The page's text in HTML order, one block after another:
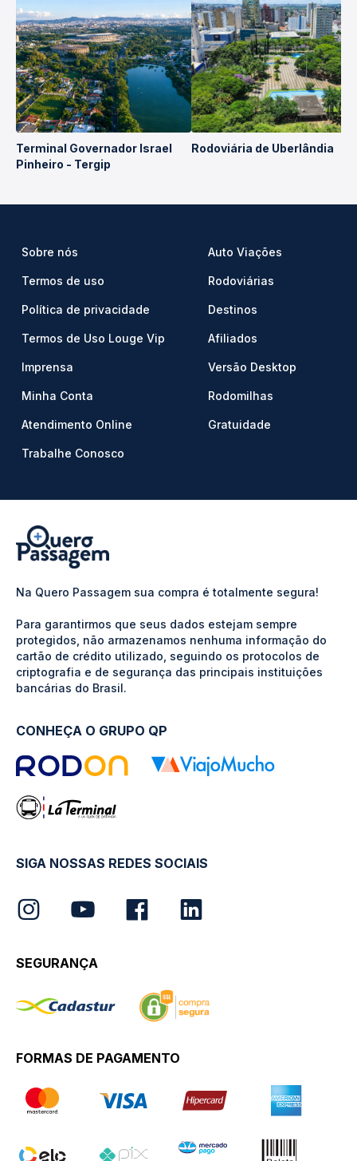
Terminal Governador Israel
Pinheiro - Tergip
Rodoviária de Uberlândia
Sobre nós
Termos de uso
Política de privacidade
Termos de Uso Louge Vip
Imprensa
Minha Conta
Atendimento Online
Trabalhe Conosco
Auto Viações
Rodoviárias
Destinos
Afiliados
Versão Desktop
Rodomilhas
Gratuidade
Na Quero Passagem sua compra é totalmente segura!
Para garantirmos que seus dados estejam sempre
protegidos, não armazenamos nenhuma informação do
cartão de crédito utilizado, seguindo os protocolos de
criptografia e de segurança das principais instituições
bancárias do Brasil.
CONHEÇA O GRUPO QP
SIGA NOSSAS REDES SOCIAIS
SEGURANÇA
FORMAS DE PAGAMENTO